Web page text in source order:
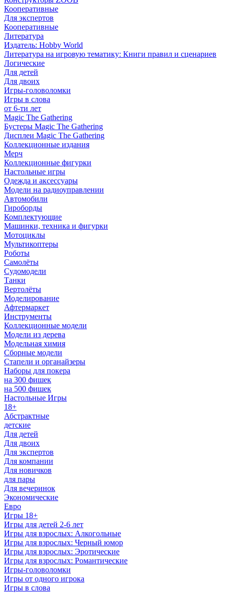
Кооперативные
Для экспертов
Кооперативные
Литература
Издатель: Hobby World
Литература на игровую тематику: Книги правил и сценариев
Логические
Для детей
Для двоих
Игры-головоломки
Игры в слова
от 6-ти лет
Magic The Gathering
Бустеры Magic The Gathering
Дисплеи Magic The Gathering
Коллекционные издания
Мерч
Коллекционные фигурки
Настольные игры
Одежда и аксессуары
Модели на радиоуправлении
Автомобили
Гироборды
Комплектующие
Машинки, техника и фигурки
Мотоциклы
Мультикоптеры
Роботы
Самолёты
Судомодели
Танки
Вертолёты
Моделирование
Афтермаркет
Инструменты
Коллекционные модели
Модели из дерева
Модельная химия
Сборные модели
Стапели и органайзеры
Наборы для покера
на 300 фишек
на 500 фишек
Настольные Игры
18+
Абстрактные
детские
Для детей
Для двоих
Для экспертов
Для компании
Для новичков
для пары
Для вечеринок
Экономические
Евро
Игры 18+
Игры для детей 2-6 лет
Игры для взрослых: Алкогольные
Игры для взрослых: Черный юмор
Игры для взрослых: Эротические
Игры для взрослых: Романтические
Игры-головоломки
Игры от одного игрока
Игры в слова